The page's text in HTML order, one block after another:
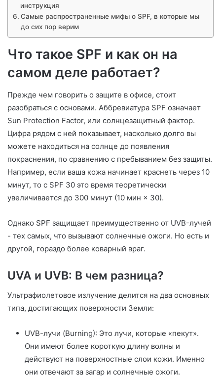
инструкция
Самые распространенные мифы о SPF, в которые мы
до сих пор верим
Что такое SPF и как он на
самом деле работает?
Прежде чем говорить о защите в офисе, стоит
разобраться с основами. Аббревиатура SPF означает
Sun Protection Factor, или солнцезащитный фактор.
Цифра рядом с ней показывает, насколько долго вы
можете находиться на солнце до появления
покраснения, по сравнению с пребыванием без защиты.
Например, если ваша кожа начинает краснеть через 10
минут, то с SPF 30 это время теоретически
увеличивается до 300 минут (10 мин × 30).
Однако SPF защищает преимущественно от UVB-лучей
- тех самых, что вызывают солнечные ожоги. Но есть и
другой, гораздо более коварный враг.
UVA и UVB: В чем разница?
Ультрафиолетовое излучение делится на два основных
типа, достигающих поверхности Земли:
UVB-лучи (Burning): Это лучи, которые «пекут».
Они имеют более короткую длину волны и
действуют на поверхностные слои кожи. Именно
они отвечают за загар и солнечные ожоги.